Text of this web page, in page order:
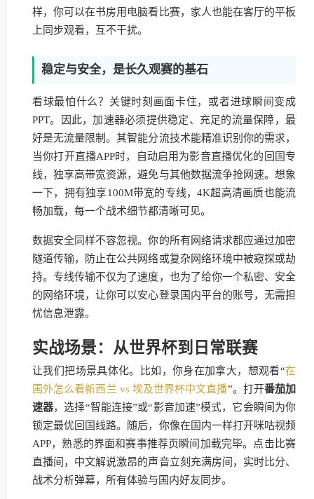
样，你可以在书房用电脑看比赛，家人也能在客厅的平板
上同步观看，互不干扰。
稳定与安全，是长久观赛的基石
看球最怕什么？关键时刻画面卡住，或者进球瞬间变成
PPT。因此，加速器必须提供稳定、充足的流量保障，最
好是无流量限制。其智能分流技术能精准识别你的需求，
当你打开直播APP时，自动启用为影音直播优化的回国专
线，独享高带宽资源，避免与其他数据流争抢网速。想象
一下，拥有独享100M带宽的专线，4K超高清画质也能流
畅加载，每一个战术细节都清晰可见。
数据安全同样不容忽视。你的所有网络请求都应通过加密
隧道传输，防止在公共网络或复杂网络环境中被窥探或劫
持。专线传输不仅为了速度，也为了给你一个私密、安全
的网络环境，让你可以安心登录国内平台的账号，无需担
忧信息泄露。
实战场景：从世界杯到日常联赛
让我们把场景具体化。比如，你身在加拿大，想观看“在
国外怎么看新西兰 vs 埃及世界杯中文直播”。打开番茄加
速器，选择“智能连接”或“影音加速”模式，它会瞬间为你
锁定最优回国线路。随后，你像在国内一样打开咪咕视频
APP，熟悉的界面和赛事推荐页瞬间加载完毕。点击比赛
直播间，中文解说激昂的声音立刻充满房间，实时比分、
战术分析弹幕，所有体验与国内好友同步。